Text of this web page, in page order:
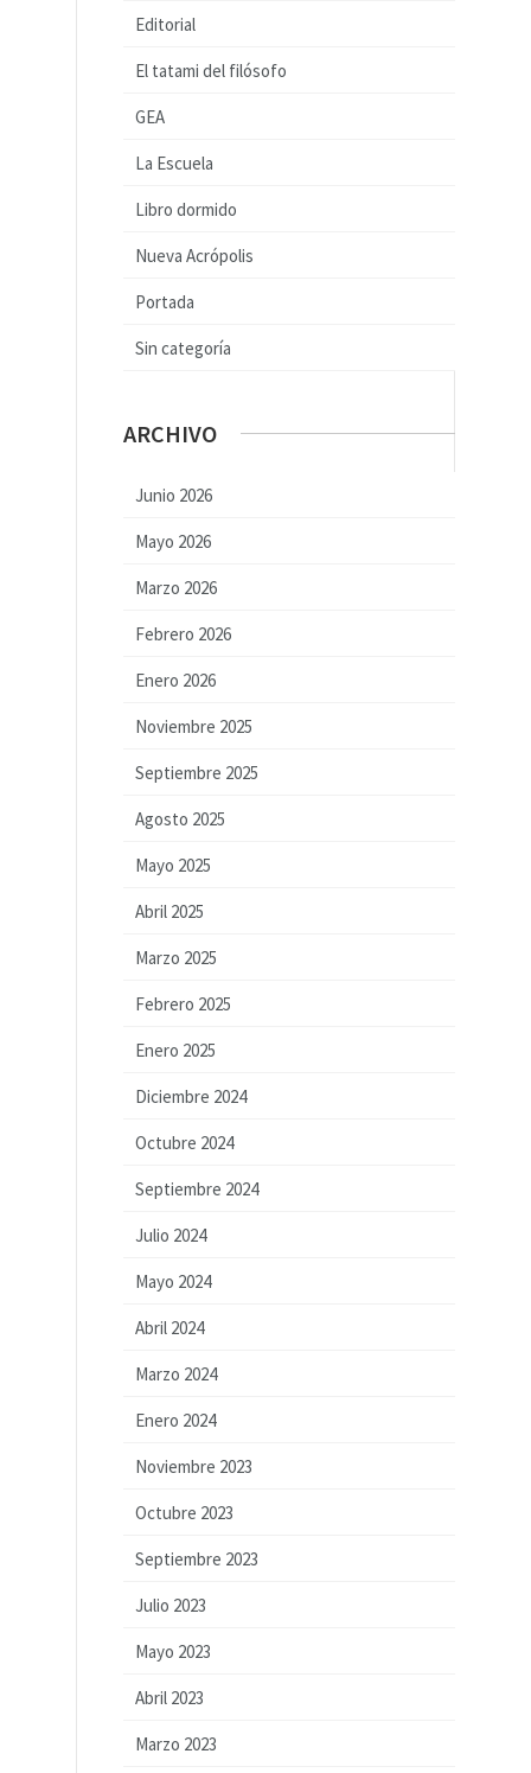
Editorial
El tatami del filósofo
GEA
La Escuela
Libro dormido
Nueva Acrópolis
Portada
Sin categoría
ARCHIVO
Junio 2026
Mayo 2026
Marzo 2026
Febrero 2026
Enero 2026
Noviembre 2025
Septiembre 2025
Agosto 2025
Mayo 2025
Abril 2025
Marzo 2025
Febrero 2025
Enero 2025
Diciembre 2024
Octubre 2024
Septiembre 2024
Julio 2024
Mayo 2024
Abril 2024
Marzo 2024
Enero 2024
Noviembre 2023
Octubre 2023
Septiembre 2023
Julio 2023
Mayo 2023
Abril 2023
Marzo 2023